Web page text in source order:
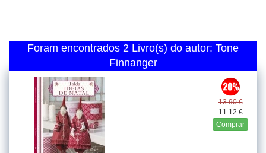
Foram encontrados 2 Livro(s) do autor: Tone
Finnanger
13.90 €
11.12 €
Comprar